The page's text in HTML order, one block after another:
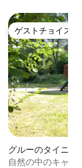
件、5つ星中4.9つ
ゲストチョイス
ゲストチョイス
グルーのタイニー
自然の中のキャラ